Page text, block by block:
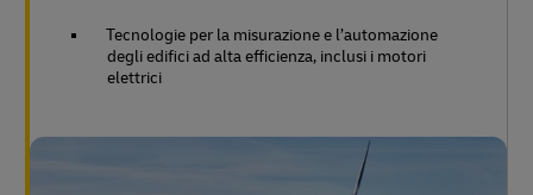
Tecnologie per la misurazione e l’automazione
degli edifici ad alta efficienza, inclusi i motori
elettrici